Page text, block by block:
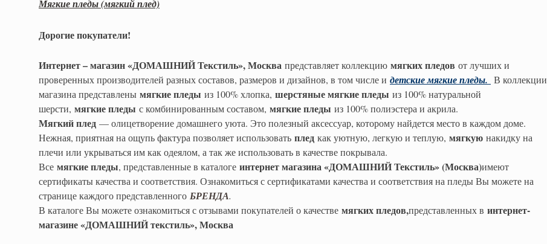
Мягкие пледы (мягкий плед)
Дорогие покупатели!
Интернет – магазин «ДОМАШНИЙ Текстиль», Москва представляет коллекциюмягких пледов от лучших и
проверенных производителей разных составов, размеров и дизайнов, в том числе идетские мягкие пледы. В коллекции
магазина представленымягкие пледы из 100% хлопка,шерстяные мягкие пледы из 100% натуральной
шерсти,мягкие пледы с комбинированным составом,мягкие пледы из 100% полиэстера и акрила.
Мягкий плед — олицетворение домашнего уюта. Это полезный аксессуар, которому найдется место в каждом доме.
Нежная, приятная на ощупь фактура позволяет использоватьплед как уютную, легкую и теплую,мягкую накидку на
плечи или укрываться им как одеялом, а так же использовать в качестве покрывала.
Все мягкие пледы, представленные в каталогеинтернет магазина «ДОМАШНИЙ Текстиль» (Москва)имеют
сертификаты качества и соответствия. Ознакомиться с сертификатами качества и соответствия на пледы Вы можете на
странице каждого представленного БРЕНДА.
В каталоге Вы можете ознакомиться с отзывами покупателей о качествемягких пледов,представленных в интернет-
магазине «ДОМАШНИЙ текстиль», Москва